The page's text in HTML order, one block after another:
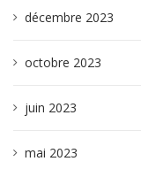
décembre 2023
octobre 2023
juin 2023
mai 2023